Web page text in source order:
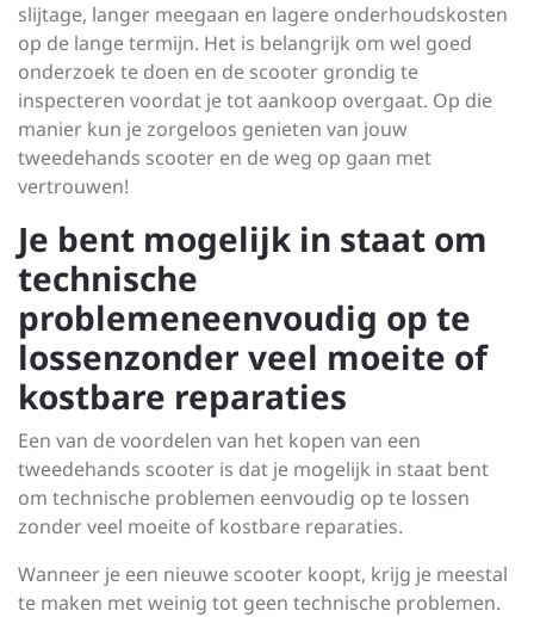
slijtage, langer meegaan en lagere onderhoudskosten
op de lange termijn. Het is belangrijk om wel goed
onderzoek te doen en de scooter grondig te
inspecteren voordat je tot aankoop overgaat. Op die
manier kun je zorgeloos genieten van jouw
tweedehands scooter en de weg op gaan met
vertrouwen!
Je bent mogelijk in staat om
technische
problemeneenvoudig op te
lossenzonder veel moeite of
kostbare reparaties
Een van de voordelen van het kopen van een
tweedehands scooter is dat je mogelijk in staat bent
om technische problemen eenvoudig op te lossen
zonder veel moeite of kostbare reparaties.
Wanneer je een nieuwe scooter koopt, krijg je meestal
te maken met weinig tot geen technische problemen.